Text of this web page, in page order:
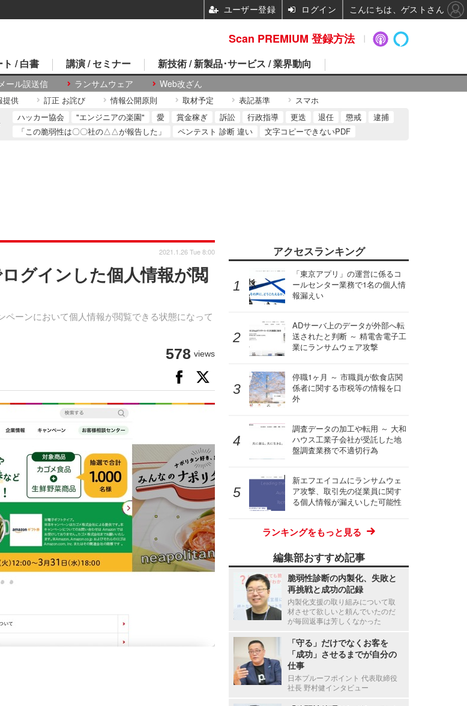
ール誤送信 ランサムウェア Web改ざん
/ 白書 講演 / セミナー 新技術 / 新製品･サービス / 業界動向
提供 訂正 お詫び 情報公開原則 取材予定 表記基準 スマホ
ハッカー協会 "エンジニアの楽園" 愛 賞金稼ぎ 訴訟 行政指導 更迭 退任 懲戒
逮捕
「この脆弱性は〇〇社の△△が報告した」
ペンテスト 診断 違い 文字コピーできないPDF
グインした個人情報が閲
ーンにおいて個人情報が閲覧できる状態になって
2021.1.26 Tue 8:00
578 views
アクセスランキング
「東京アプリ」の運営に係るコ
ールセンター業務で1名の個人情
報漏えい
ADサーバ上のデータが外部へ転
送されたと判断 ～ 精電舎電子工
業にランサムウェア攻撃
停職1ヶ月 ～ 市職員が飲食店関
係者に関する市税等の情報を口
外
調査データの加工や転用 ～ 大和
ハウス工業子会社が受託した地
盤調査業務で不適切行為
新エフエイコムにランサムウェ
ア攻撃、取引先の従業員に関す
る個人情報が漏えいした可能性
ランキングをもっと見る
編集部おすすめ記事
脆弱性診断の内製化、失敗と
再挑戦と成功の記録
内製化支援の取り組みについて取
材させて欲しいと頼んでいたのだ
が毎回返事は芳しくなかった
「守る」だけでなくお客を
「成功」させるまでが自分の
仕事
日本プルーフポイント 代表取締役
社長 野村健インタビュー
Scan PREMIUM 登録方法
ユーザー登録 ログイン こんにちは、ゲストさん